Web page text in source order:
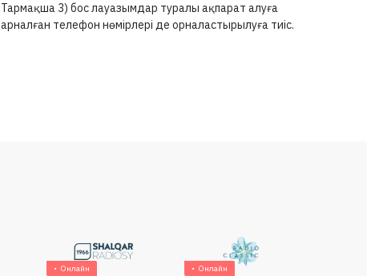
Тармақша 3) бос лауазымдар туралы ақпарат алуға
арналған телефон нөмірлері де орналастырылуға тиіс.
Онлайн Онлайн